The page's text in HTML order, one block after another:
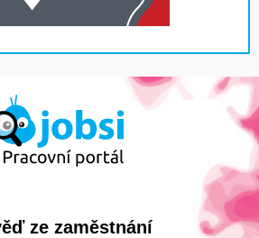
ze zaměstnání